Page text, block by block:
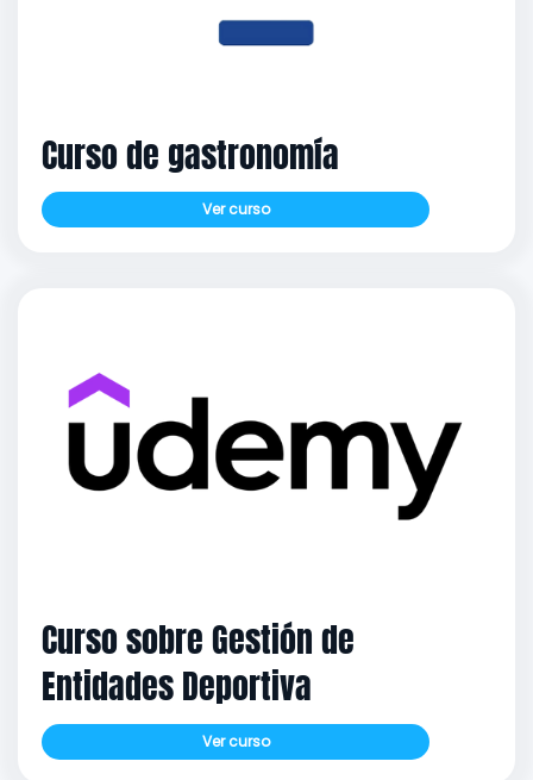
Curso de gastronomía
Ver curso
Curso sobre Gestión de
Entidades Deportiva
Ver curso